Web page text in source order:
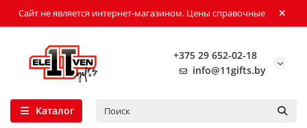
Сайт не является интернет-магазином. Цены справочные
+375 29 652-02-18
info@11gifts.by
Каталог